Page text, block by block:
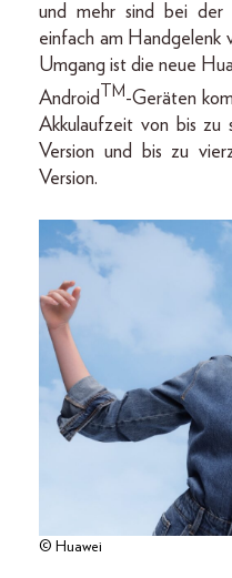
und mehr sind bei
einfach am Handgelenk
Umgang ist die neue
Android
TM -Geräten
Akkulaufzeit von bis zu
Version und bis zu
Version.
© Huawei